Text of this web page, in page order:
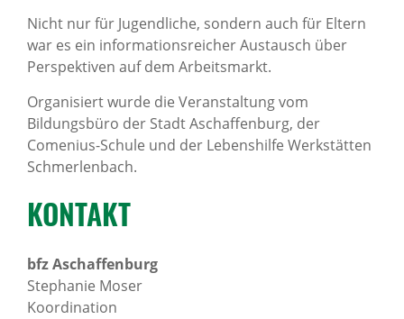
Nicht nur für Jugendliche, sondern auch für Eltern
war es ein informationsreicher Austausch über
Perspektiven auf dem Arbeitsmarkt.
Organisiert wurde die Veranstaltung vom
Bildungsbüro der Stadt Aschaffenburg, der
Comenius-Schule und der Lebenshilfe Werkstätten
Schmerlenbach.
KONTAKT
bfz Aschaffenburg
Stephanie Moser
Koordination